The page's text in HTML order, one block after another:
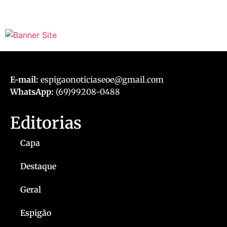
E-mail: espigaonoticiaseoe@gmail.com
WhatsApp: (69)99208-0488
Editorias
Capa
Destaque
Geral
Espigão